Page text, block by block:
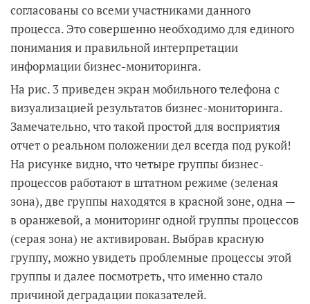
согласованы со всеми участниками данного
процесса. Это совершенно необходимо для единого
понимания и правильной интерпретации
информации бизнес-мониторинга.
На рис. 3 приведен экран мобильного телефона с
визуализацией результатов бизнес-мониторинга.
Замечательно, что такой простой для восприятия
отчет о реальном положении дел всегда под рукой!
На рисунке видно, что четыре группы бизнес-
процессов работают в штатном режиме (зеленая
зона), две группы находятся в красной зоне, одна —
в оранжевой, а мониторинг одной группы процессов
(серая зона) не активирован. Выбрав красную
группу, можно увидеть проблемные процессы этой
группы и далее посмотреть, что именно стало
причиной деградации показателей.